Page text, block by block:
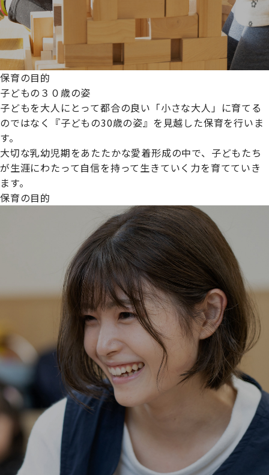
プライムスターほいくえんグループは女性が安心して働き
続けられる環境づくりに取り組んでおり、厚生労働省の
【えるぼし認定(☆☆)】
保育の目的
子どもの３０歳の姿
子どもを大人にとって都合の良い「小さな大人」に育てる
のではなく『子どもの30歳の姿』を見越した保育を行いま
す。
大切な乳幼児期をあたたかな愛着形成の中で、子どもたち
が生涯にわたって自信を持って生きていく力を育てていき
ます。
保育の目的